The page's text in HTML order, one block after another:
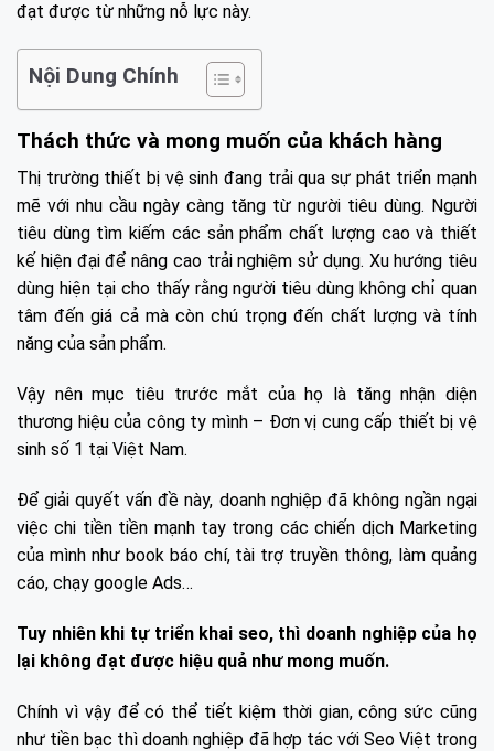
đạt được từ những nỗ lực này.
Nội Dung Chính
Thách thức và mong muốn của khách hàng
Thị trường thiết bị vệ sinh đang trải qua sự phát triển mạnh
mẽ với nhu cầu ngày càng tăng từ người tiêu dùng. Người
tiêu dùng tìm kiếm các sản phẩm chất lượng cao và thiết
kế hiện đại để nâng cao trải nghiệm sử dụng. Xu hướng tiêu
dùng hiện tại cho thấy rằng người tiêu dùng không chỉ quan
tâm đến giá cả mà còn chú trọng đến chất lượng và tính
năng của sản phẩm.
Vậy nên mục tiêu trước mắt của họ là tăng nhận diện
thương hiệu của công ty mình – Đơn vị cung cấp thiết bị vệ
sinh số 1 tại Việt Nam.
Để giải quyết vấn đề này, doanh nghiệp đã không ngần ngại
việc chi tiền tiền mạnh tay trong các chiến dịch Marketing
của mình như book báo chí, tài trợ truyền thông, làm quảng
cáo, chạy google Ads…
Tuy nhiên khi tự triển khai seo, thì doanh nghiệp của họ
lại không đạt được hiệu quả như mong muốn.
Chính vì vậy để có thể tiết kiệm thời gian, công sức cũng
như tiền bạc thì doanh nghiệp đã hợp tác với Seo Việt trong